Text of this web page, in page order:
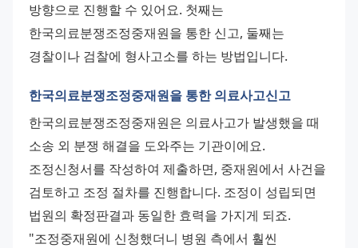
방향으로 진행할 수 있어요. 첫째는
한국의료분쟁조정중재원을 통한 신고, 둘째는
경찰이나 검찰에 형사고소를 하는 방법입니다.
한국의료분쟁조정중재원을 통한 의료사고신고
한국의료분쟁조정중재원은 의료사고가 발생했을 때
소송 외 분쟁 해결을 도와주는 기관이에요.
조정신청서를 작성하여 제출하면, 중재원에서 사건을
검토하고 조정 절차를 진행합니다. 조정이 성립되면
법원의 확정판결과 동일한 효력을 가지게 되죠.
"조정중재원에 신청했더니 병원 측에서 훨씬